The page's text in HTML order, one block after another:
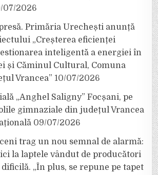
07/2026
Primăria Urechești anunță
„Creșterea eficienței
inteligentă a energiei în
și Căminul Cultural, Comuna
Vrancea” 10/07/2026
„Anghel Saligny” Focșani, pe
gimnaziale din județul Vrancea
09/07/2026
trag un nou semnal de alarmă:
la laptele vândut de producători
„În plus, se repune pe tapet